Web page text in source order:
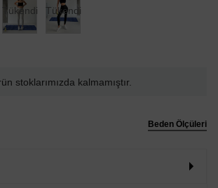
Tükendi Tükendi
stoklarımızda kalmamıştır.
Beden Ölçüleri